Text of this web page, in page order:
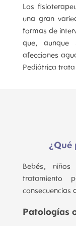
Los
una gran
formas de
que, aunque
afecciones
Pediátrica trata
Bebés,
tratamiento
consecuencias
Patologías